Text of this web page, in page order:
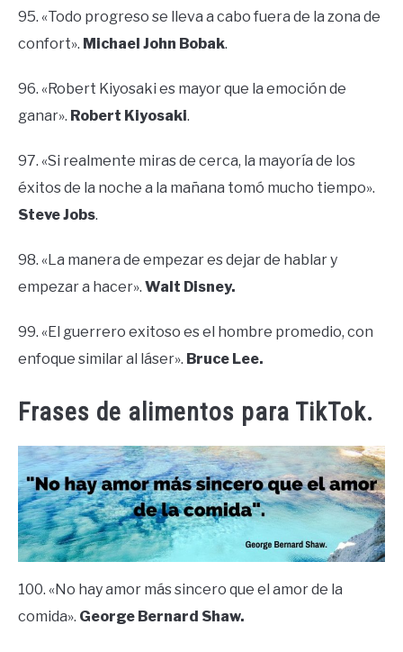
95. «Todo progreso se lleva a cabo fuera de la zona de
confort». Michael John Bobak.
96. «Robert Kiyosaki es mayor que la emoción de
ganar». Robert Kiyosaki.
97. «Si realmente miras de cerca, la mayoría de los
éxitos de la noche a la mañana tomó mucho tiempo».
Steve Jobs.
98. «La manera de empezar es dejar de hablar y
empezar a hacer». Walt Disney.
99. «El guerrero exitoso es el hombre promedio, con
enfoque similar al láser». Bruce Lee.
Frases de alimentos para TikTok.
100. «No hay amor más sincero que el amor de la
comida». George Bernard Shaw.